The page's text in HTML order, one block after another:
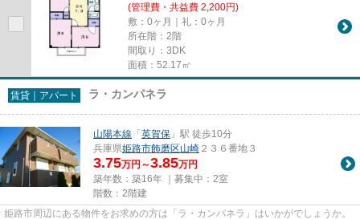
(管理費・共益費 2,200円)
敷：0ヶ月｜礼：0ヶ月
所在階：2階
間取り：3DK
面積：52.17㎡
賃貸｜アパート ラ・カンパネラ
山陽本線 「英賀保 」駅 徒歩10分
兵庫県姫路市飾磨区山崎 ２３６番地３
3.75万円～3.85万円
築年数：築16年 ｜募集中： 2室
階数：2階建
姫路市周辺にある物件をお求めの方は「ラ・カンパネラ」はいかがでしょうか。